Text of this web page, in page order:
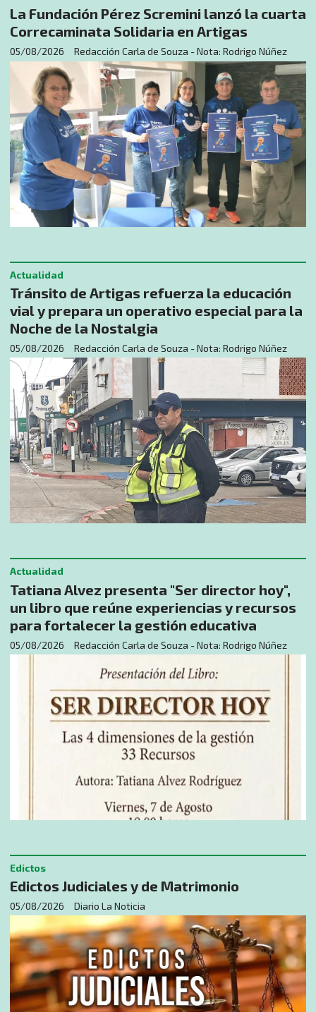
La Fundación Pérez Scremini lanzó la cuarta
Correcaminata Solidaria en Artigas
Redacción Carla de Souza - Nota: Rodrigo Núñez
05/08/2026
Tránsito de Artigas refuerza la educación
vial y prepara un operativo especial para la
Noche de la Nostalgia
Redacción Carla de Souza - Nota: Rodrigo Núñez
Actualidad
05/08/2026
Tatiana Alvez presenta "Ser director hoy",
un libro que reúne experiencias y recursos
para fortalecer la gestión educativa
Redacción Carla de Souza - Nota: Rodrigo Núñez
Actualidad
05/08/2026
Edictos Judiciales y de Matrimonio
Diario La Noticia
Edictos
05/08/2026